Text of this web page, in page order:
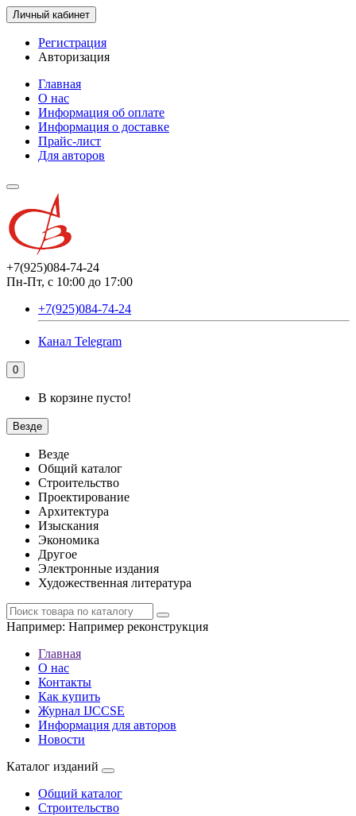
Личный кабинет
Регистрация
Авторизация
Главная
О нас
Информация об оплате
Информация о доставке
Прайс-лист
Для авторов
+7(925)084-74-24
Пн-Пт, с 10:00 до 17:00
+7(925)084-74-24
Канал Telegram
0
В корзине пусто!
Везде
Везде
Общий каталог
Строительство
Проектирование
Архитектура
Изыскания
Экономика
Другое
Электронные издания
Художественная литература
Например: Например реконструкция
Главная
О нас
Контакты
Как купить
Журнал IJCCSE
Информация для авторов
Новости
Каталог изданий
Общий каталог
Строительство